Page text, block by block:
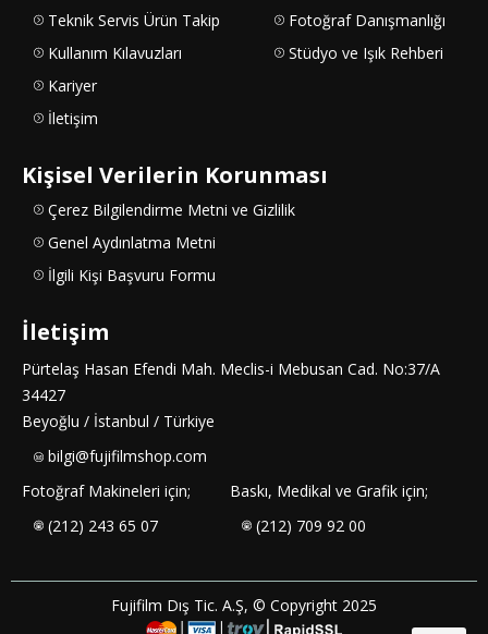
Teknik Servis Ürün Takip
Kullanım Kılavuzları
Kariyer
İletişim
Fotoğraf Danışmanlığı
Stüdyo ve Işık Rehberi
Kişisel Verilerin Korunması
Çerez Bilgilendirme Metni ve Gizlilik
Genel Aydınlatma Metni
İlgili Kişi Başvuru Formu
İletişim
Pürtelaş Hasan Efendi Mah. Meclis-i Mebusan Cad. No:37/A
34427
Beyoğlu / İstanbul / Türkiye
bilgi@fujifilmshop.com
Fotoğraf Makineleri için;
(212) 243 65 07
Baskı, Medikal ve Grafik için;
(212) 709 92 00
Fujifilm Dış Tic. A.Ş, © Copyright 2025